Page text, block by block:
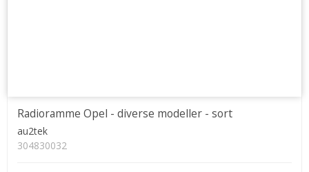
Radioramme Opel - diverse modeller - sort
au2tek
304830032